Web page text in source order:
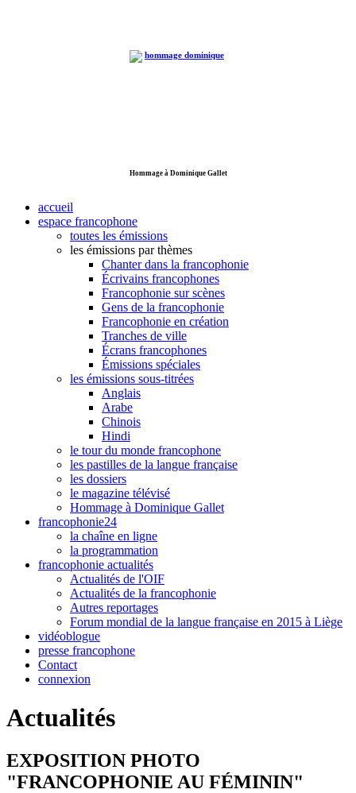
Hommage à Dominique Gallet
accueil
espace francophone
toutes les émissions
les émissions par thèmes
Chanter dans la francophonie
Écrivains francophones
Francophonie sur scènes
Gens de la francophonie
Francophonie en création
Tranches de ville
Écrans francophones
Émissions spéciales
les émissions sous-titrées
Anglais
Arabe
Chinois
Hindi
le tour du monde francophone
les pastilles de la langue française
les dossiers
le magazine télévisé
Hommage à Dominique Gallet
francophonie24
la chaîne en ligne
la programmation
francophonie actualités
Actualités de l'OIF
Actualités de la francophonie
Autres reportages
Forum mondial de la langue française en 2015 à Liège
vidéoblogue
presse francophone
Contact
connexion
Actualités
EXPOSITION PHOTO
"FRANCOPHONIE AU FÉMININ"